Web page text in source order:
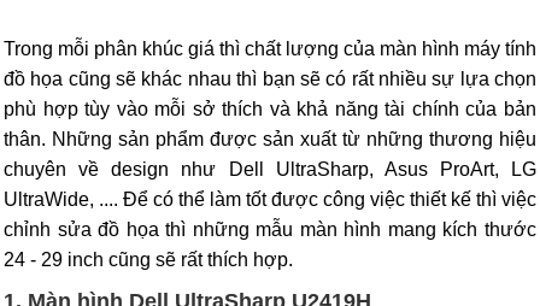
Trong mỗi phân khúc giá thì chất lượng của màn hình máy tính
đồ họa cũng sẽ khác nhau thì bạn sẽ có rất nhiều sự lựa chọn
phù hợp tùy vào mỗi sở thích và khả năng tài chính của bản
thân. Những sản phẩm được sản xuất từ những thương hiệu
chuyên về design như Dell UltraSharp, Asus ProArt, LG
UltraWide, .... Để có thể làm tốt được công việc thiết kế thì việc
chỉnh sửa đồ họa thì những mẫu màn hình mang kích thước
24 - 29 inch cũng sẽ rất thích hợp.
1. Màn hình Dell UltraSharp U2419H